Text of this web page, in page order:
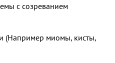
с созреванием
(Например миомы, кисты,